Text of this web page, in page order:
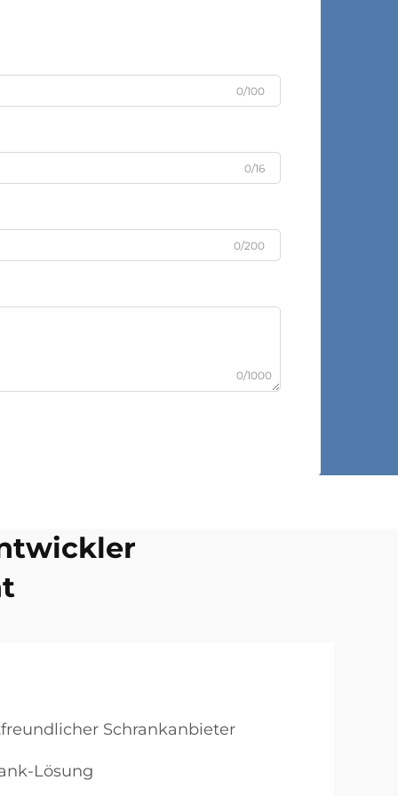
0/100
0/16
0/200
0/1000
Schrankanbieter
Lösung